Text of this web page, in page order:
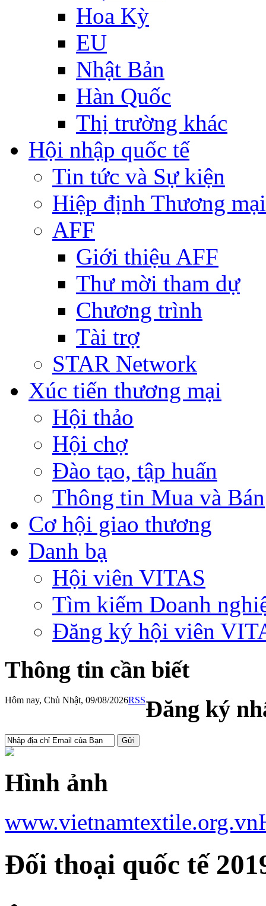
Hoa Kỳ
EU
Nhật Bản
Hàn Quốc
Thị trường khác
Hội nhập quốc tế
Tin tức và Sự kiện
Hiệp định Thương
AFF
Giới thiệu AFF
Thư mời tham dự
Chương trình
Tài trợ
STAR Network
Xúc tiến thương mại
Hội thảo
Hội chợ
Đào tạo, tập huấn
Thông tin Mua và Bán
Cơ hội giao thương
Danh bạ
Hội viên VITAS
Tìm kiếm Doanh
Đăng ký hội viên
Thông tin cần biết
Hôm nay, Chủ Nhật, 09/08/2026RSSĐăng ký
Hình ảnh
www.vietnamtextile.org.vn
Đối thoại quốc tế